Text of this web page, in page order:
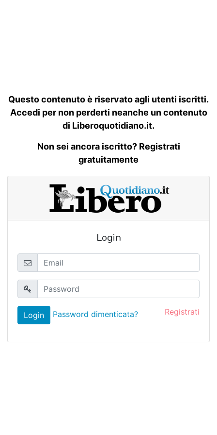
Questo contenuto è riservato agli utenti iscritti.
Accedi per non perderti neanche un contenuto
di Liberoquotidiano.it.
Non sei ancora iscritto? Registrati
gratuitamente
Login
Login Password dimenticata? Registrati